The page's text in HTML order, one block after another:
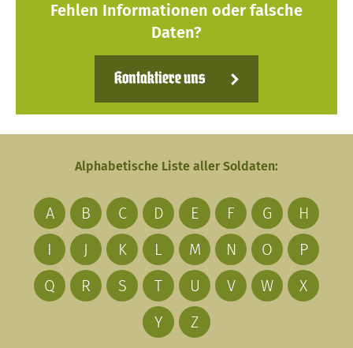
Fehlen Informationen oder falsche
Daten?
Kontaktiere uns
Alphabetische Liste aller Soldaten:
A B C D E F G
H
I
J K L M N O
P
Q
R S T U V W
X
Y
Z